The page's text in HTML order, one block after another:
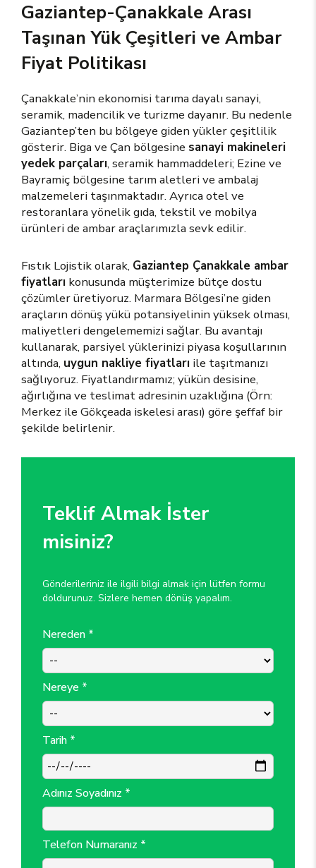
Gaziantep-Çanakkale Arası
Taşınan Yük Çeşitleri ve Ambar
Fiyat Politikası
Çanakkale’nin ekonomisi tarıma dayalı sanayi,
seramik, madencilik ve turizme dayanır. Bu nedenle
Gaziantep’ten bu bölgeye giden yükler çeşitlilik
gösterir. Biga ve Çan bölgesine sanayi makineleri
yedek parçaları, seramik hammaddeleri; Ezine ve
Bayramiç bölgesine tarım aletleri ve ambalaj
malzemeleri taşınmaktadır. Ayrıca otel ve
restoranlara yönelik gıda, tekstil ve mobilya
ürünleri de ambar araçlarımızla sevk edilir.
Fıstık Lojistik olarak, Gaziantep Çanakkale ambar
fiyatları konusunda müşterimize bütçe dostu
çözümler üretiyoruz. Marmara Bölgesi’ne giden
araçların dönüş yükü potansiyelinin yüksek olması,
maliyetleri dengelememizi sağlar. Bu avantajı
kullanarak, parsiyel yüklerinizi piyasa koşullarının
altında, uygun nakliye fiyatları ile taşıtmanızı
sağlıyoruz. Fiyatlandırmamız; yükün desisine,
ağırlığına ve teslimat adresinin uzaklığına (Örn:
Merkez ile Gökçeada iskelesi arası) göre şeffaf bir
şekilde belirlenir.
Teklif Almak İster
misiniz?
Gönderileriniz ile ilgili bilgi almak için lütfen formu
doldurunuz. Sizlere hemen dönüş yapalım.
Nereden *
Nereye *
Tarih *
Adınız Soyadınız *
Telefon Numaranız *